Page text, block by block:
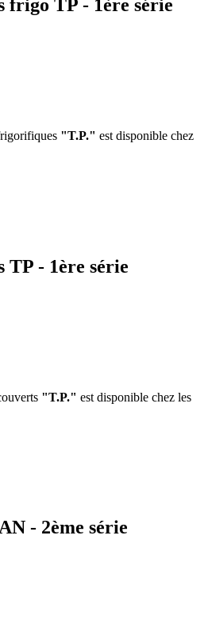
frigo TP - 1ère série
"T.P." est disponible chez
TP - 1ère série
"T.P." est disponible chez les
- 2ème série